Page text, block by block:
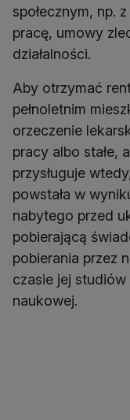
społecznym, np.
pracę, umowy
działalności.
Aby otrzymać
pełnoletnim
orzeczenie
pracy albo stałe,
przysługuje
powstała w
nabytego przed
pobierającą
pobierania przez
czasie jej